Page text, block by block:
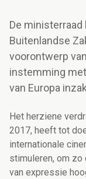
De
Buitenlandse
voorontwerp
instemming
van Europa
Het herziene
2017, heeft tot
internationale
stimuleren, om zo
van expressie